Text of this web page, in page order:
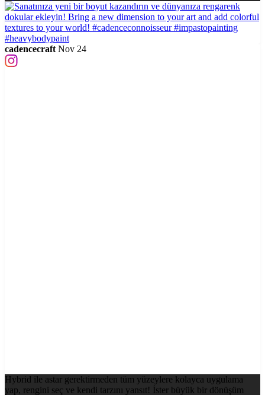
cadencecraft Nov 24
Hybrid ile astar gerektirmeden tüm yüzeylere kolayca uygulama
yap, rengini seç ve kendi tarzını yansıt! İster büyük bir dönüşüm